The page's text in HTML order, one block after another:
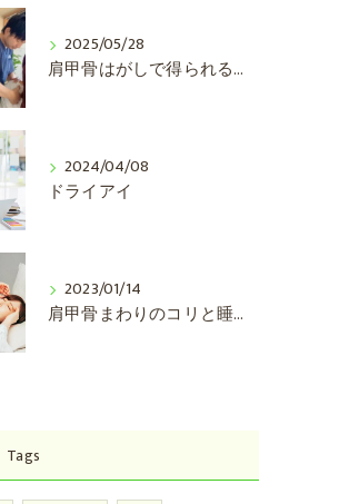
胃腸の不調
2025/05/28
肩甲骨はがしで得られる嬉しい効果とは？
2024/04/08
ドライアイ
2023/01/14
肩甲骨まわりのコリと睡眠の関係
Tags